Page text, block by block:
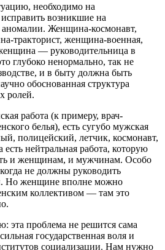
необходимо на
возникшие на
аномалии. Женщина-космонавт,
тракторист, женщина-военная,
— руководительница в
глубоко ненормально, так не
и в быту должна быть
обоснованная структура
ролей.
работа (к примеру, врач-
белья), есть сугубо мужская
полицейский, летчик, космонавт,
есть нейтральная работа, которую
и женщинам, и мужчинам. Особо
не должны руководить
Но женщине вполне можно
коллективом — там это
эта проблема не решится сама
государственная воля и
социализации. Нам нужно